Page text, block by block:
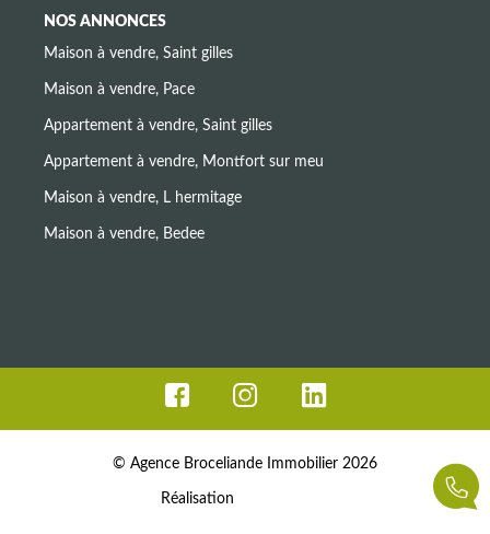
NOS ANNONCES
Maison à vendre, Saint gilles
Maison à vendre, Pace
Appartement à vendre, Saint gilles
Appartement à vendre, Montfort sur meu
Maison à vendre, L hermitage
Maison à vendre, Bedee
© Agence Broceliande Immobilier 2026
Réalisation